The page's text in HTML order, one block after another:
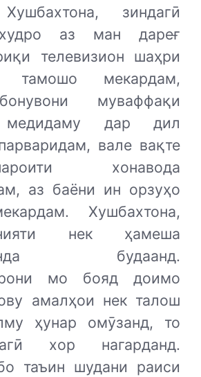
зиндагӣ
аз ман дареғ
телевизион шаҳри
тамошо мекардам,
муваффақи
медидаму дар дил
вале вақте
хонавода
аз баёни ин орзуҳо
Хушбахтона,
нек ҳамеша
будаанд.
мо бояд доимо
амалҳои нек талош
ҳунар омӯзанд, то
хор нагарданд.
таъин шудани раиси